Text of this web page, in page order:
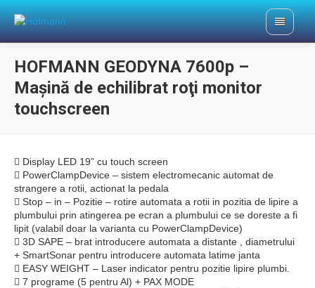
HOFMANN GEODYNA 7600p –
Maşină de echilibrat roţi monitor
touchscreen
 Display LED 19” cu touch screen
 PowerClampDevice – sistem electromecanic automat de
strangere a rotii, actionat la pedala
 Stop – in – Pozitie – rotire automata a rotii in pozitia de lipire a
plumbului prin atingerea pe ecran a plumbului ce se doreste a fi
lipit (valabil doar la varianta cu PowerClampDevice)
 3D SAPE – brat introducere automata a distante , diametrului
+ SmartSonar pentru introducere automata latime janta
 EASY WEIGHT – Laser indicator pentru pozitie lipire plumbi.
 7 programe (5 pentru Al) + PAX MODE